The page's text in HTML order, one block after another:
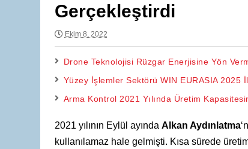
Gerçekleştirdi
Ekim 8, 2022
Drone Teknolojisi Rüzgar Enerjisine Yön
Yüzey İşlemler Sektörü WIN EURASIA 2025
Arma Kontrol 2021 Yılında Üretim
2021 yılının Eylül ayında Alkan Aydınlatma
kullanılamaz hale gelmişti. Kısa sürede